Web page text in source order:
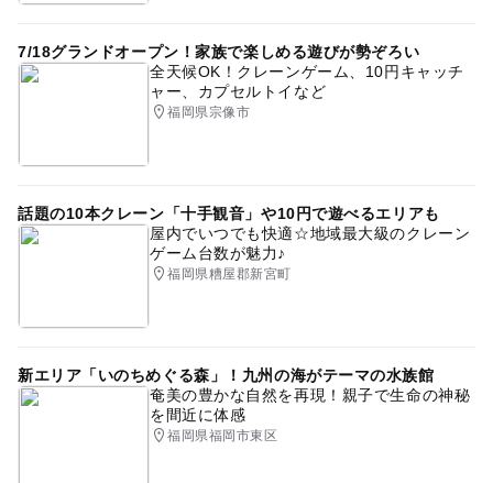
7/18グランドオープン！家族で楽しめる遊びが勢ぞろい
全天候OK！クレーンゲーム、10円キャッチ
ャー、カプセルトイなど
福岡県宗像市
話題の10本クレーン「十手観音」や10円で遊べるエリアも
屋内でいつでも快適☆地域最大級のクレーン
ゲーム台数が魅力♪
福岡県糟屋郡新宮町
新エリア「いのちめぐる森」！九州の海がテーマの水族館
奄美の豊かな自然を再現！親子で生命の神秘
を間近に体感
福岡県福岡市東区